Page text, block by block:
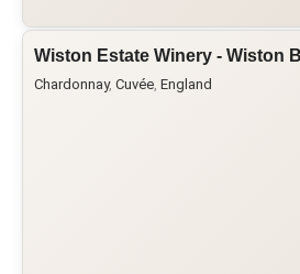
Wiston Estate Winery - Wiston
Chardonnay, Cuvée, England